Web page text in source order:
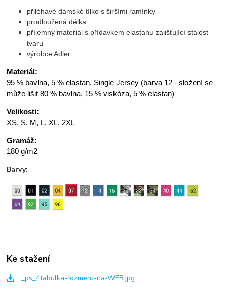
přiléhavé dámské tílko s širšími ramínky
prodloužená délka
příjemný materiál s přídavkem elastanu zajišťující stálost
tvaru
výrobce Adler
Materiál:
95 % bavlna, 5 % elastan, Single Jersey (barva 12 - složení se
může lišit 80 % bavlna, 15 % viskóza, 5 % elastan)
Velikosti:
XS, S, M, L, XL, 2XL
Gramáž:
180 g/m2
Barvy:
Ke stažení
_ps_4tabulka-rozmeru-na-WEB.jpg